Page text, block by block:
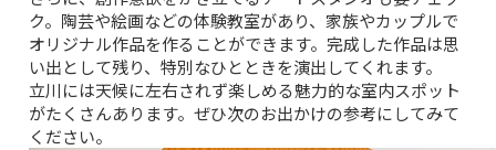
ク。陶芸や絵画などの体験教室があり、家族やカップルで
オリジナル作品を作ることができます。完成した作品は思
い出として残り、特別なひとときを演出してくれます。
立川には天候に左右されず楽しめる魅力的な室内スポット
がたくさんあります。ぜひ次のお出かけの参考にしてみて
ください。